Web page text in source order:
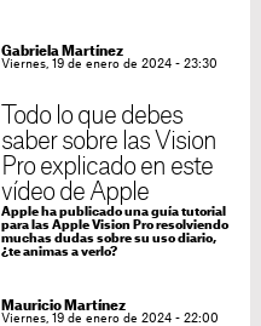
Gabriela Martínez
Viernes, 19 de enero de 2024 - 23:30
Todo lo que debes
saber sobre las Vision
Pro explicado en este
vídeo de Apple
Apple ha publicado una guía tutorial
para las Apple Vision Pro resolviendo
muchas dudas sobre su uso diario,
¿te animas a verlo?
Mauricio Martínez
Viernes, 19 de enero de 2024 - 22:00